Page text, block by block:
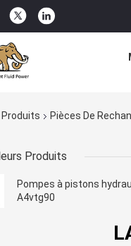
Produits Pièces De
Produits
Pompes à pistons
A4vtg90